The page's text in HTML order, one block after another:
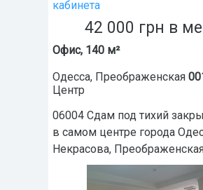
кабинета
42 000 грн в
Офис, 140 м²
Одесса, Преображенская
Центр
06004 Сдам под тихий
в самом центре города
Некрасова,